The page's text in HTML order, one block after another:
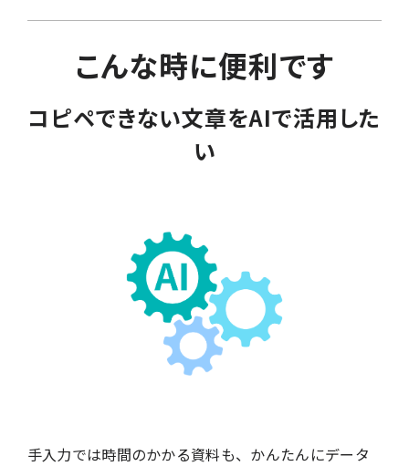
こんな時に便利です
コピペできない文章をAIで活用した
い
手入力では時間のかかる資料も、かんたんにデータ